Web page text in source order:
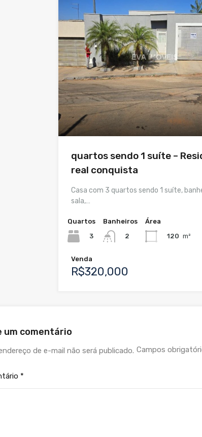
quartos sendo 1 suíte –
real conquista
Casa com 3 quartos sendo 1 suíte,
sala,…
Quartos
3
Banheiros
2
Área
120 m²
Venda
R$320,000
um comentário
de e-mail não será publicado. Campos
*